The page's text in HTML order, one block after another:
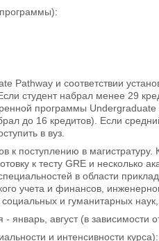
программы):
и соответствии
студент набрал менее 29
программы
до 16 кредитов). Если
в вуз.
к поступлению в
к тесту GRE и несколько
в области
учета и финансов,
и гуманитарных наук,
август (в зависимости
и интенсивности курса):